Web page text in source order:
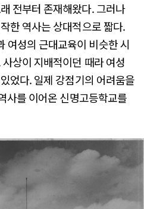
전부터 존재해왔다. 그러나
한 역사는 상대적으로 짧다.
여성의 근대교육이 비슷한 시
상이 지배적이던 때라 여성
었다. 일제 강점기의 어려움을
사를 이어온 신명고등학교를